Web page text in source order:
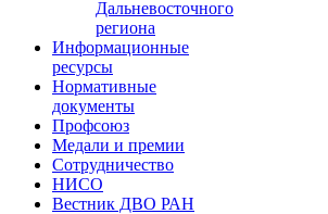
Дальневосточного
региона
Информационные
ресурсы
Нормативные
документы
Профсоюз
Медали и премии
Сотрудничество
НИСО
Вестник ДВО РАН